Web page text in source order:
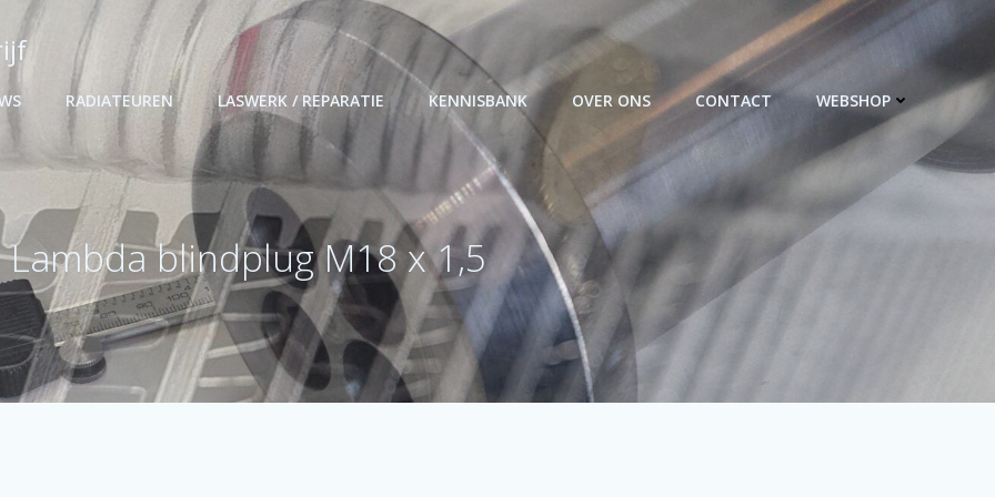
RADIATEUREN LASWERK / REPARATIE KENNISBANK OVER ONS CONTACT WEBSHOP
Lambda blindplug M18 x 1,5